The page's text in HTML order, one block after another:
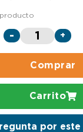
- +
Comprar
Carrito
por